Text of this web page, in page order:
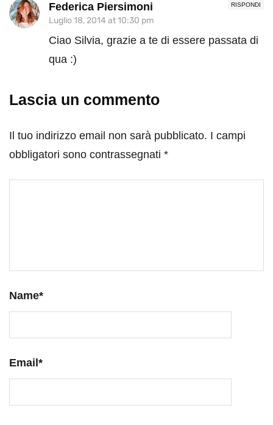
RISPONDI
Federica Piersimoni
Luglio 18, 2014 at 10:30 pm
Ciao Silvia, grazie a te di essere passata di
qua :)
Lascia un commento
Il tuo indirizzo email non sarà pubblicato. I campi
obbligatori sono contrassegnati *
Name*
Email *